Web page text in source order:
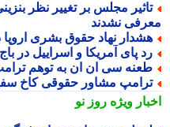
مجلس بر تغییر نظر
نشدند
نهاد حقوق بشری اروپا
پای آمریکا و اسراییل در باج
سی ان ان به توهم ترامپ
مشاور حقوقی کاخ سفید
ویژهروز نو